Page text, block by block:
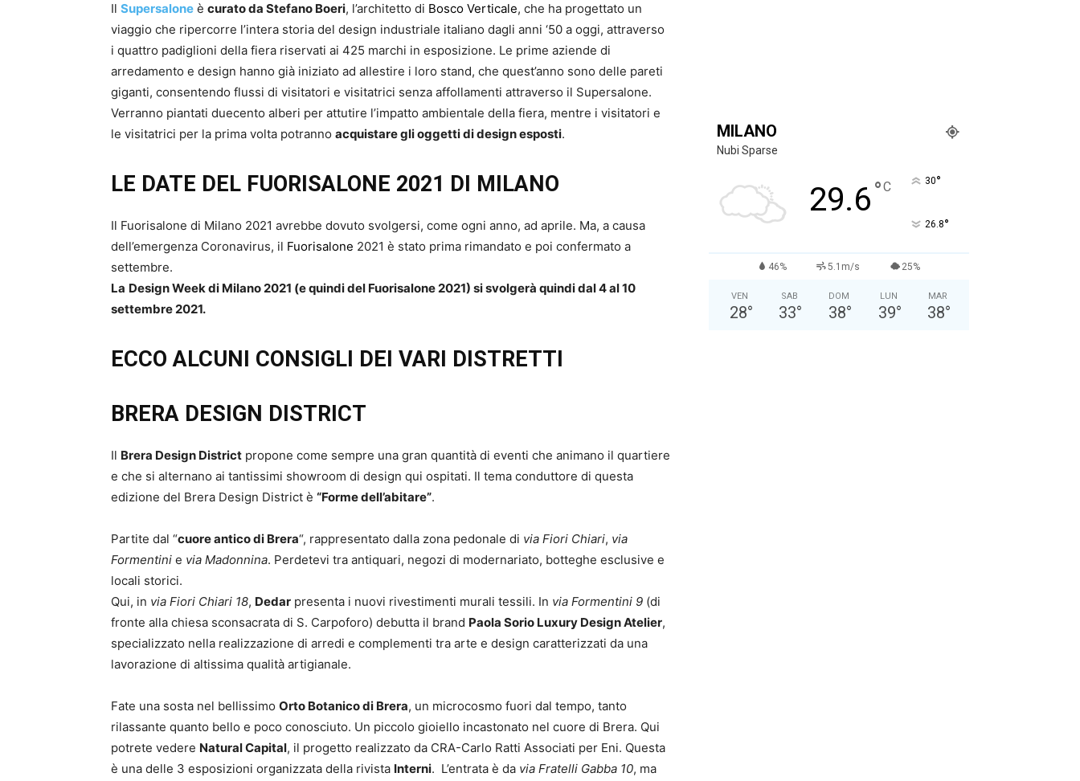
Il Supersalone è curato da Stefano Boeri, l’architetto di Bosco Verticale, che ha progettato un
viaggio che ripercorre l’intera storia del design industriale italiano dagli anni ‘50 a oggi, attraverso
i quattro padiglioni della fiera riservati ai 425 marchi in esposizione. Le prime aziende di
arredamento e design hanno già iniziato ad allestire i loro stand, che quest’anno sono delle pareti
giganti, consentendo flussi di visitatori e visitatrici senza affollamenti attraverso il Supersalone.
Verranno piantati duecento alberi per attutire l’impatto ambientale della fiera, mentre i visitatori e
le visitatrici per la prima volta potranno acquistare gli oggetti di design esposti.
LE DATE DEL FUORISALONE 2021 DI MILANO
Il Fuorisalone di Milano 2021 avrebbe dovuto svolgersi, come ogni anno, ad aprile. Ma, a causa
dell’emergenza Coronavirus, il Fuorisalone 2021 è stato prima rimandato e poi confermato a
settembre.
La Design Week di Milano 2021 (e quindi del Fuorisalone 2021) si svolgerà quindi dal 4 al 10
settembre 2021.
ECCO ALCUNI CONSIGLI DEI VARI DISTRETTI
BRERA DESIGN DISTRICT
Il Brera Design District propone come sempre una gran quantità di eventi che animano il quartiere
e che si alternano ai tantissimi showroom di design qui ospitati. Il tema conduttore di questa
edizione del Brera Design District è “Forme dell’abitare”.
Partite dal “cuore antico di Brera“, rappresentato dalla zona pedonale di via Fiori Chiari, via
Formentini e via Madonnina. Perdetevi tra antiquari, negozi di modernariato, botteghe esclusive e
locali storici.
Qui, in via Fiori Chiari 18, Dedar presenta i nuovi rivestimenti murali tessili. In via Formentini 9 (di
fronte alla chiesa sconsacrata di S. Carpoforo) debutta il brand Paola Sorio Luxury Design Atelier,
specializzato nella realizzazione di arredi e complementi tra arte e design caratterizzati da una
lavorazione di altissima qualità artigianale.
Fate una sosta nel bellissimo Orto Botanico di Brera, un microcosmo fuori dal tempo, tanto
rilassante quanto bello e poco conosciuto. Un piccolo gioiello incastonato nel cuore di Brera. Qui
potrete vedere Natural Capital, il progetto realizzato da CRA-Carlo Ratti Associati per Eni. Questa
è una delle 3 esposizioni organizzata della rivista Interni. L’entrata è da via Fratelli Gabba 10, ma
MILANO
Nubi Sparse
29.6°C 30°
26.8°
46% 5.1m/s 25%
VEN
28°
SAB
33°
DOM
38°
LUN
39°
MAR
38°